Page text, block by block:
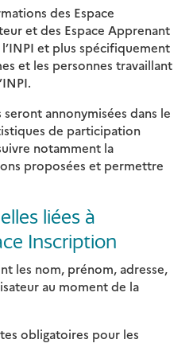
des Espace
et des Espace Apprenant
et plus spécifiquement
et les personnes travaillant
annonymisées dans le
de participation
notamment la
proposées et permettre
liées à
Inscription
les nom, prénom, adresse,
au moment de la
obligatoires pour les